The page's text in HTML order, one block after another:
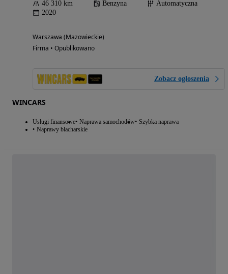
46 310 km Benzyna
Automatyczna
2020
Warszawa (Mazowieckie)
Firma • Opublikowano
Zobacz ogłoszenia
WINCARS
Usługi finansowe Naprawa samochodów Szybka naprawa
Naprawy blacharskie